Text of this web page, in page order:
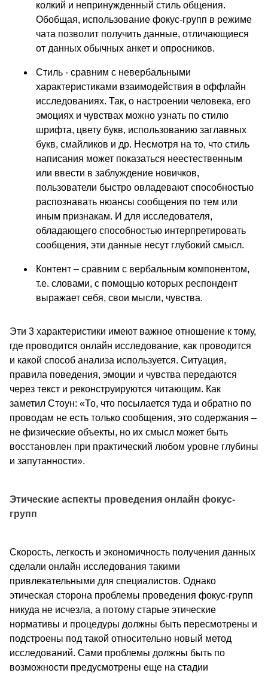
колкий и непринужденный стиль общения.
Обобщая, использование фокус-групп в режиме
чата позволит получить данные, отличающиеся
от данных обычных анкет и опросников.
Стиль - сравним с невербальными
характеристиками взаимодействия в оффлайн
исследованиях. Так, о настроении человека, его
эмоциях и чувствах можно узнать по стилю
шрифта, цвету букв, использованию заглавных
букв, смайликов и др. Несмотря на то, что стиль
написания может показаться неестественным
или ввести в заблуждение новичков,
пользователи быстро овладевают способностью
распознавать нюансы сообщения по тем или
иным признакам. И для исследователя,
обладающего способностью интерпретировать
сообщения, эти данные несут глубокий смысл.
Контент – сравним с вербальным компонентом,
т.е. словами, с помощью которых респондент
выражает себя, свои мысли, чувства.
Эти 3 характеристики имеют важное отношение к тому,
где проводится онлайн исследование, как проводится
и какой способ анализа используется. Ситуация,
правила поведения, эмоции и чувства передаются
через текст и реконструируются читающим. Как
заметил Стоун: «То, что посылается туда и обратно по
проводам не есть только сообщения, это содержания –
не физические объекты, но их смысл может быть
восстановлен при практический любом уровне глубины
и запутанности».
Этические аспекты проведения онлайн фокус-
групп
Скорость, легкость и экономичность получения данных
сделали онлайн исследования такими
привлекательными для специалистов. Однако
этическая сторона проблемы проведения фокус-групп
никуда не исчезла, а потому старые этические
нормативы и процедуры должны быть пересмотрены и
подстроены под такой относительно новый метод
исследований. Сами проблемы должны быть по
возможности предусмотрены еще на стадии